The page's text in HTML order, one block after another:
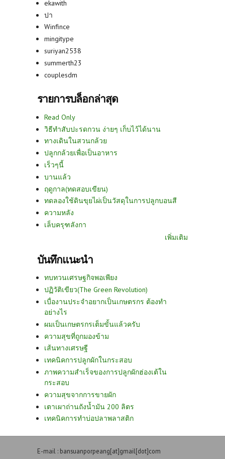
ekawith
ปา
Winfince
mingitype
suriyan2538
summerth23
couplesdm
รายการบล็อกล่าสุด
Read Only
วิธีทำสับปะรดกวน ง่ายๆ เก็บไว้ได้นาน
ทางเดินในสวนกล้วย
ปลูกกล้วยเพื่อเป็นอาหาร
เร็วๆนี้
บานแล้ว
ฤดูกาล(ทดสอบเขียน)
ทดลองใช้ดินขุยไผ่เป็นวัสดุในการปลูกบอนสี
ความหลัง
เล็บครุฑลังกา
เพิ่มเติม
บันทึกแนะนำ
ทบทวนเศรษฐกิจพอเพียง
ปฏิวัติเขียว(The Green Revolution)
เบื่องานประจำอยากเป็นเกษตรกร ต้องทำ
อย่างไร
ผมเป็นเกษตรกรเต็มขั้นแล้วครับ
ความสุขที่ถูกมองข้าม
เส้นทางเศรษฐี
เทคนิคการปลูกผักในกระสอบ
ภาพความสำเร็จของการปลูกผักฮ่องเต้ใน
กระสอบ
ความสุขจากการขายผัก
เตาเผาถ่านถังน้ำมัน 200 ลิตร
เทคนิคการทำบ่อปลาพลาสติก
E-mail : bansuanporpeang[at]gmail[dot]com